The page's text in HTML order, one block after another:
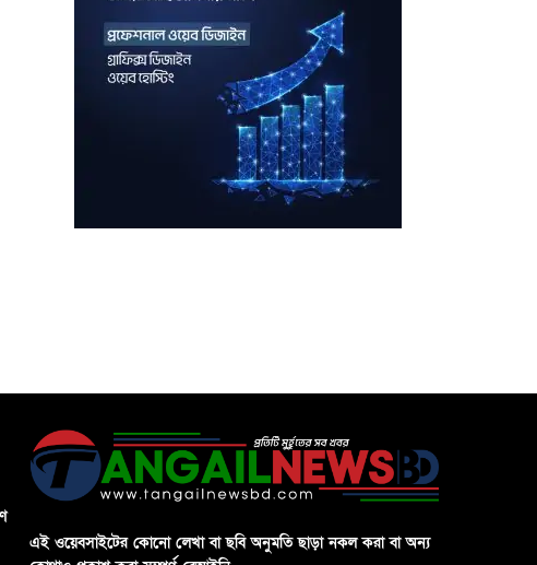
এই ওয়েবসাইটের কোনো লেখা বা ছবি অনুমতি ছাড়া নকল করা বা অন্য